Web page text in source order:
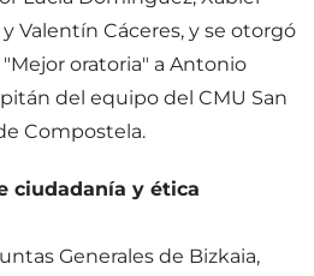
Valentín Cáceres, y se otorgó
oratoria" a Antonio
del equipo del CMU San
Compostela.
ciudadanía y ética
Generales de Bizkaia,